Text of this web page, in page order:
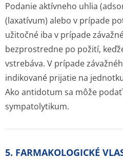
Podanie aktívneho uhlia
(laxatívum) alebo v prípade
užitočné iba v prípade
bezprostredne po požití,
vstrebáva. V prípade
indikované prijatie na
Ako antidotum sa môže
sympatolytikum.
5. FARMAKOLOGICKÉ